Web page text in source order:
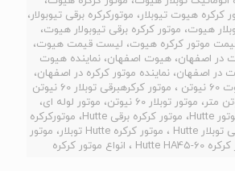
هیوت تیوبلار، موتورکرکره برقی تیوبولار،
هیوت، موتور کرکره برقی تیوبولار هیوت،
موتور کرکره هیوت، لیست قیمت هیوت،
در اصفهان، هیوت اصفهان، نماینده هیوت
در اصفهان، نماینده موتور کرکره در اصفهان،
موتور کرکره توبلار هیوت 60 نیوتن ، موتور کرکرهبرقی توبلار 60 نیوتن
هیوت، موتور 60 نیوتن متر، موتور توبلار 60 نیوتن، موتور لوله ای،
موتور کرکره لوله ای، موتور Hutte، موتور کرکره برقی Hutte، موتورکرکره
Hutte، موتور کرکره برقی توبلار Hutte ، موتور کرکره Hutte توبلار، موتور